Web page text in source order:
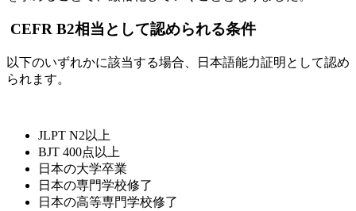
CEFR B2相当として認められる条件
以下のいずれかに該当する場合、日本語能力証明として認め
られます。
JLPT N2以上
BJT 400点以上
日本の大学卒業
日本の専門学校修了
日本の高等専門学校修了